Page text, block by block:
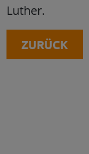
Luther.
ZURÜCK